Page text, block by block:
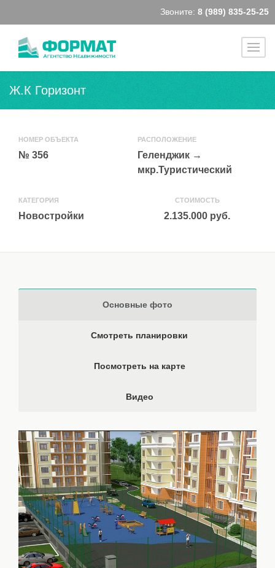
Звоните: 8 (989) 835-25-25
Ж.К Горизонт
НОМЕР ОБЪЕКТА
№ 356
РАСПОЛОЖЕНИЕ
Геленджик →
мкр.Туристический
КАТЕГОРИЯ
Новостройки
СТОИМОСТЬ
2.135.000 руб.
Основные фото
Смотреть планировки
Посмотреть на карте
Видео